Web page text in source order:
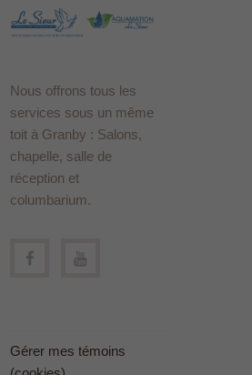
Nous offrons tous les
services sous un même
toit à Granby : Salons,
chapelle, salle de
réception et
columbarium.
Gérer mes témoins